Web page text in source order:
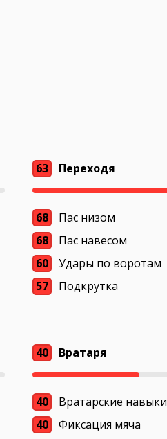
63 Переходя
68
Пас низом
68
Пас навесом
60
Удары по воротам
57
Подкрутка
40 Вратаря
40
Вратарские навыки
40
Фиксация мяча